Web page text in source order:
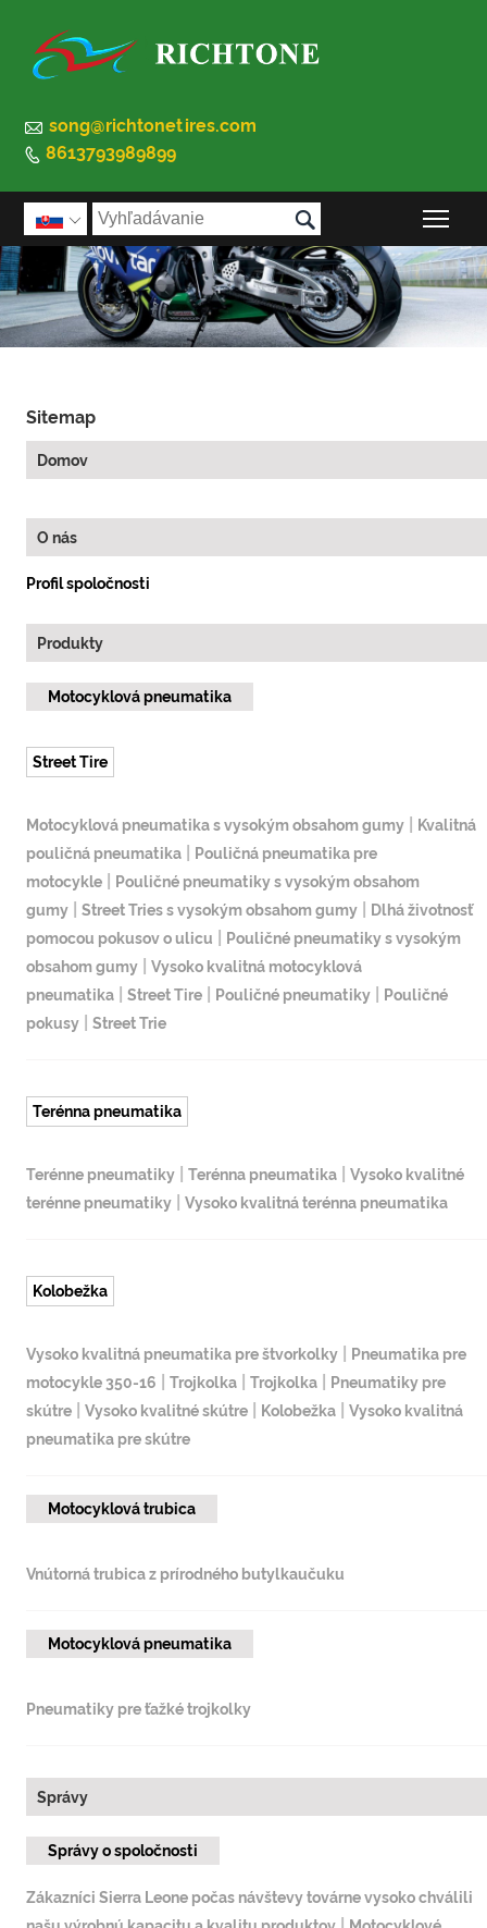
 song@richtonetires.com
 8613793989899
 
Sitemap
Domov
O nás
Profil spoločnosti
Produkty
Motocyklová pneumatika
Street Tire
Motocyklová pneumatika s vysokým obsahom gumy|
Kvalitná
pouličná pneumatika|
Pouličná pneumatika pre
motocykle|
Pouličné pneumatiky s vysokým obsahom
gumy| Street Tries s vysokým obsahom gumy|
Dlhá životnosť
pomocou pokusov o ulicu
Pouličné pneumatiky s vysokým
obsahom gumy| Vysoko kvalitná motocyklová
pneumatika| Street Tire| Pouličné pneumatiky|
Pouličné
pokusy| Street Trie
Terénna pneumatika
Terénne pneumatiky| Terénna pneumatika| Vysoko kvalitné
terénne pneumatiky| Vysoko kvalitná terénna pneumatika
Kolobežka
Vysoko kvalitná pneumatika pre štvorkolky|
Pneumatika pre
motocykle 350-16
Trojkolka| Trojkolka|
Pneumatiky pre
skútre| Vysoko kvalitné skútre| Kolobežka| Vysoko kvalitná
pneumatika pre skútre
Motocyklová trubica
Vnútorná trubica z prírodného butylkaučuku
Motocyklová pneumatika
Pneumatiky pre ťažké trojkolky
Správy
Správy o spoločnosti
Zákazníci Sierra Leone počas návštevy továrne vysoko chválili